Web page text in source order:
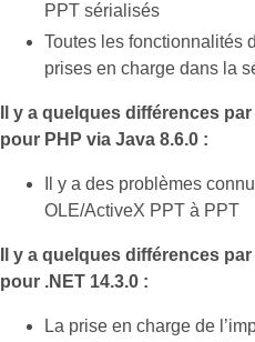
PPT sérialisés
Toutes les fonctionnalités
prises en charge dans la
Il y a quelques différences
pour PHP via Java 8.6.0 :
Il y a des problèmes
OLE/ActiveX PPT à PPT
Il y a quelques différences
pour .NET 14.3.0 :
La prise en charge de